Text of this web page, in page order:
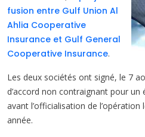
fusion entre Gulf Union Al
Ahlia Cooperative
Insurance et Gulf General
Cooperative Insurance.
Les deux sociétés ont signé, le 7
d’accord non contraignant pour
avant l’officialisation de
année.